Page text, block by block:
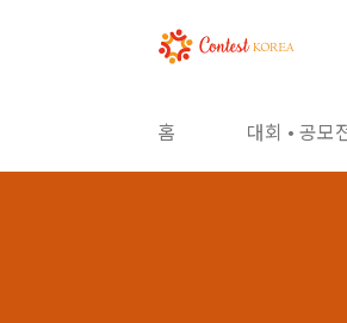
홈 대회 • 공모